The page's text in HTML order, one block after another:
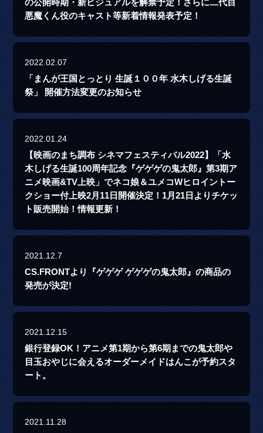
の公開時期・新ビジュアルを解禁予定！さらに二代目
悪魔くん役のキャスト等新着情報発表予定！
2022.02.07
「まんが王国とっとり 生誕１００年 水木しげる生誕
祭」 開催方法変更のお知らせ
2022.01.24
【映画のまち調布 シネマフェスティバル2022】「水
木しげる生誕100周年記念『ゲゲゲの鬼太郎』第3期ア
ニメ映画&TV上映」でネコ娘＆ユメコWヒロイントー
クショー付上映2月11日開催決定！1月21日よりチケッ
ト販売開始！情報更新！
2021.12.7
CS.FRONTより『ゲゲゲ ゲゲゲの鬼太郎』の商品の
発売が決定!
2021.12.15
銀行登録OK！アニメ第1期から第6期までの鬼太郎や
目玉おやじに会えるオーダーメイドはんこが予約スタ
ート。
2021.11.28